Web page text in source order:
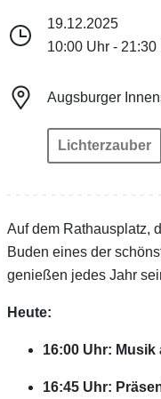
19.12.2025
10:00 Uhr - 21:30
Augsburger
Lichterzauber
Auf dem Rathausplatz,
Buden eines der
genießen jedes Jahr
Heute:
16:00 Uhr:
16:45 Uhr: